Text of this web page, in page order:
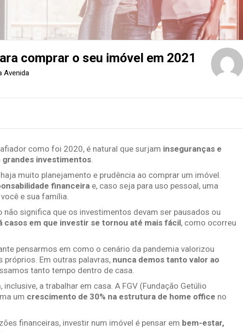
comprar o seu imóvel em 2021
Avenida
como foi 2020, é natural que surjam inseguranças e
grandes investimentos
muito planejamento e prudência ao comprar um imóvel.
financeira e, caso seja para uso pessoal, uma
e sua família.
não significa que os investimentos devam ser pausados ou
casos em que investir se tornou até mais fácil, como ocorreu
pensarmos em como o cenário da pandemia valorizou
Em outras palavras, nunca demos tanto valor ao
tanto tempo dentro de casa.
a trabalhar em casa. A FGV (Fundação Getúlio
um crescimento de 30% na estrutura de home office no
financeiras, investir num imóvel é pensar em bem-estar,